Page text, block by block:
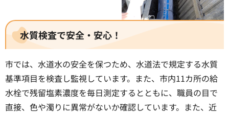
水質検査で安全・安心！
市では、水道水の安全を保つため、水道法で規定する水質
基準項目を検査し監視しています。また、市内11カ所の給
水栓で残留塩素濃度を毎日測定するとともに、職員の目で
直接、色や濁りに異常がないか確認しています。また、近